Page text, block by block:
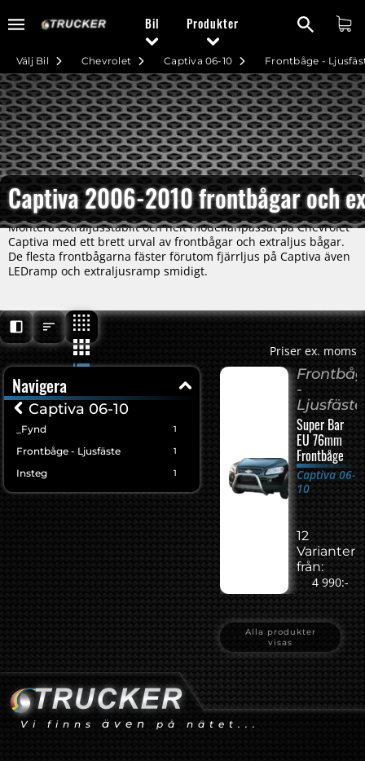
Bil Produkter
Frontbåge -
Captiva 06-10
Chevrolet
Välj Bil
Captiva 2006-2010 frontbågar och
Montera extraljusstabilt och helt modellanpassat på Chevrolet
Captiva med ett brett urval av frontbågar och extraljus bågar.
De flesta frontbågarna fäster förutom fjärrljus på Captiva även
LEDramp och extraljusramp smidigt.
Priser ex. moms
Navigera
Captiva 06-10
_Fynd 1
Frontbåge - Ljusfäste 1
Insteg 1
-
Ljusfäste
Super Bar
EU 76mm
Frontbåge
Captiva 06-
10
12
Varianter
från:
4 990:-
Alla produkter
visas
Vi finns även på nätet...